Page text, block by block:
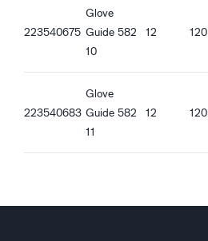
223540675
Glove
Guide 582
10
12 120
223540683
Glove
Guide 582
11
12 120